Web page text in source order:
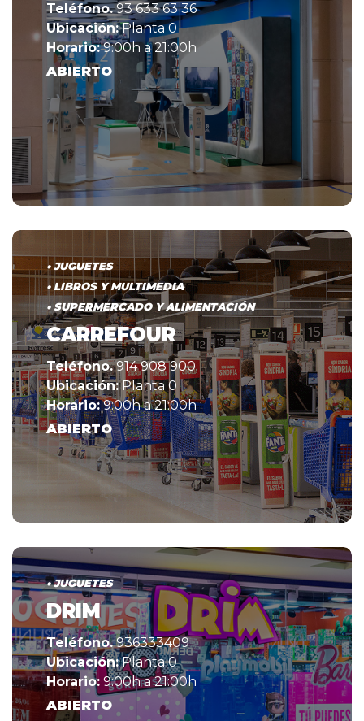
Teléfono.93 633 63 36
Ubicación:Planta 0
Horario:9:00h a 21:00h
ABIERTO
• JUGUETES
• LIBROS Y MULTIMEDIA
• SUPERMERCADO Y ALIMENTACIÓN
CARREFOUR
Teléfono.914 908 900
Ubicación:Planta 0
Horario:9:00h a 21:00h
ABIERTO
• JUGUETES
DRIM
Teléfono.936333409
Ubicación:Planta 0
Horario: 9:00h a 21:00h
ABIERTO